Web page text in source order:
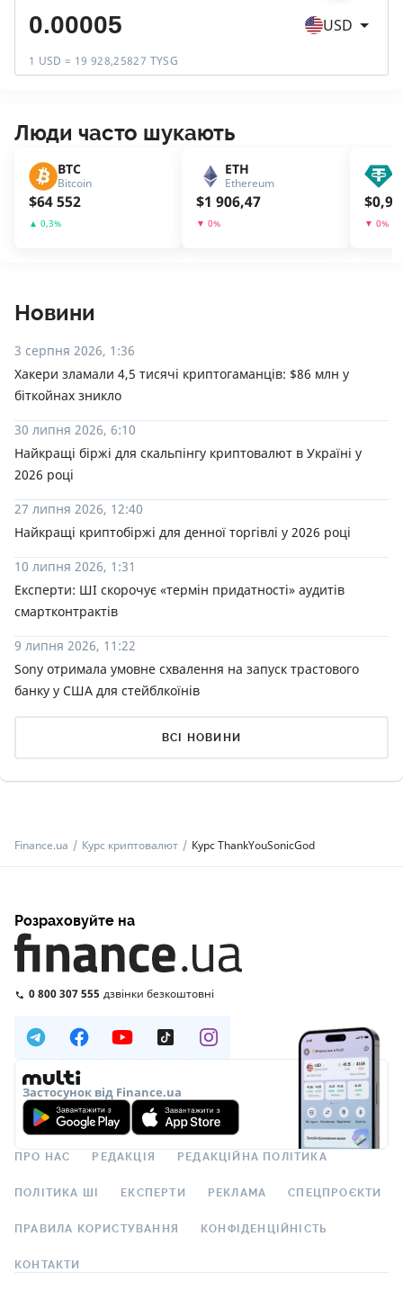
1 USD = 19 928,25827 TYSG
USD
Люди часто шукають
BTC
Bitcoin
$64 552
▲ 0,3%
ETH
Ethereum
$1 906,47
▼ 0%
$
▼ 0%
Новини
3 серпня 2026, 1:36
Хакери зламали 4,5 тисячі криптогаманців: $86 млн у
біткойнах зникло
30 липня 2026, 6:10
Найкращі біржі для скальпінгу криптовалют в Україні у
2026 році
27 липня 2026, 12:40
Найкращі криптобіржі для денної торгівлі у 2026 році
10 липня 2026, 1:31
Експерти: ШІ скорочує «термін придатності» аудитів
смартконтрактів
9 липня 2026, 11:22
Sony отримала умовне схвалення на запуск трастового
банку у США для стейблкоїнів
ВСІ НОВИНИ
Finance.ua Курс криптовалют Курс ThankYouSonicGod
Розраховуйте на
0 800 307 555 дзвінки безкоштовні
Застосунок від Finance.ua
ПРО НАС РЕДАКЦІЯ РЕДАКЦІЙНА ПОЛІТИКА
ПОЛІТИКА ШІ ЕКСПЕРТИ РЕКЛАМА СПЕЦПРОЄКТИ
ПРАВИЛА КОРИСТУВАННЯ КОНФІДЕНЦІЙНІСТЬ
КОНТАКТИ